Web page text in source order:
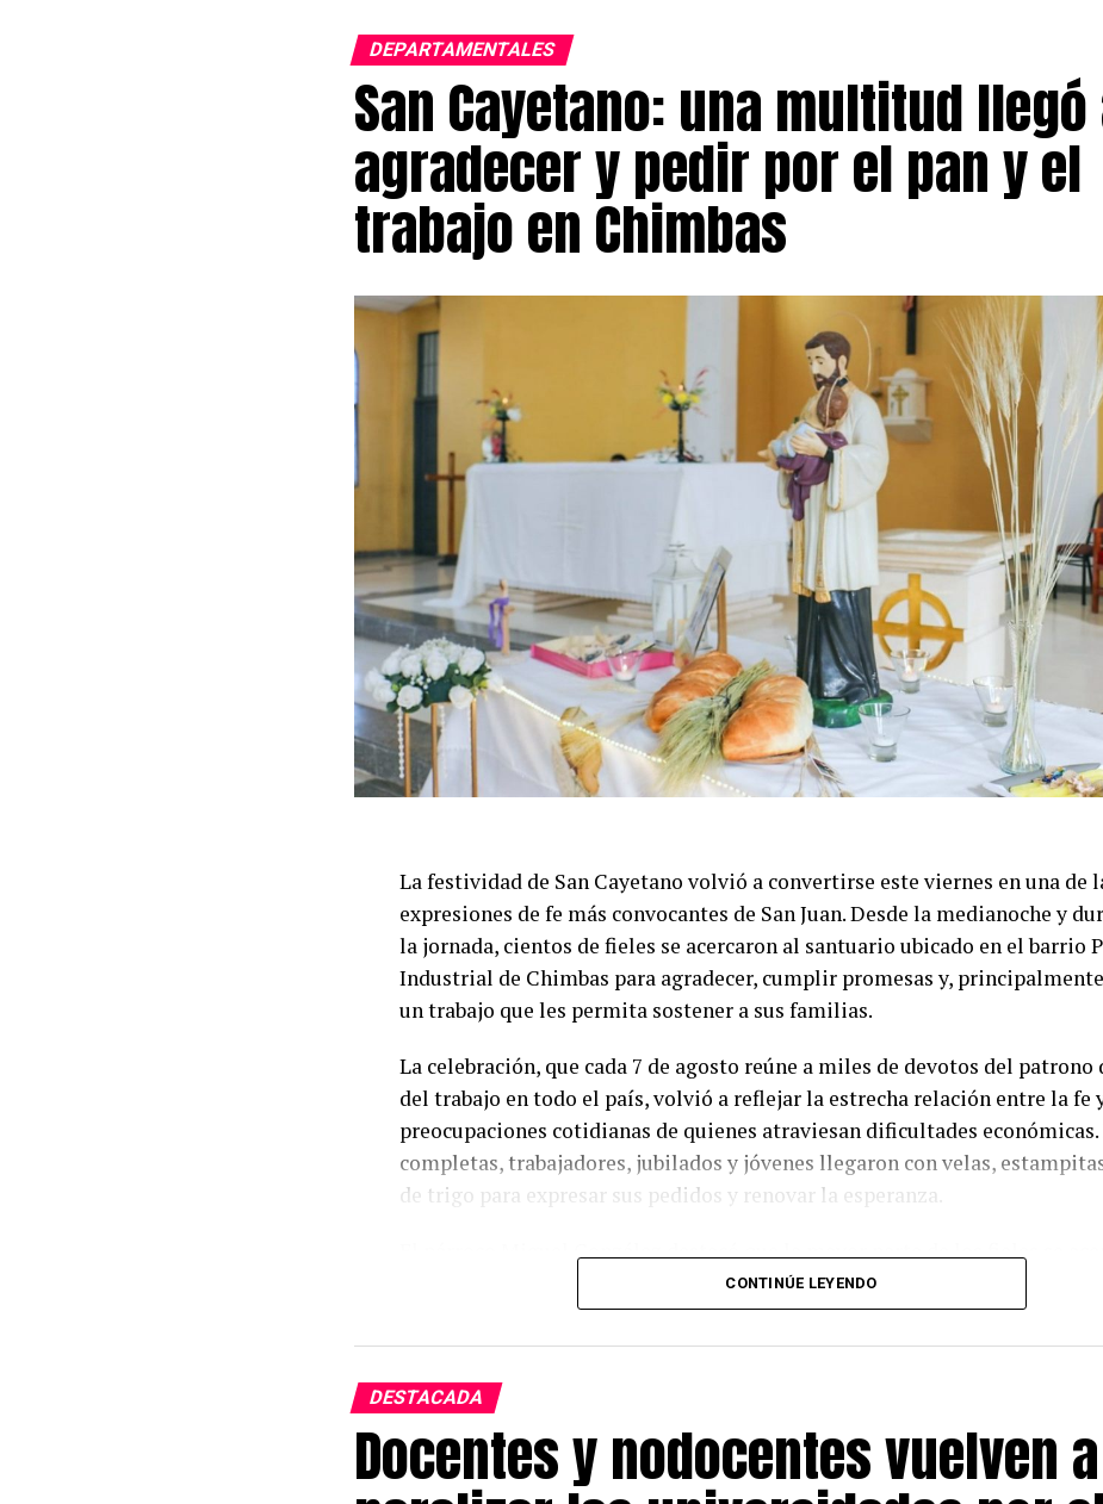
DEPARTAMENTALES
San Cayetano: una multitud llegó
agradecer y pedir por el pan y el
trabajo en Chimbas
La festividad de San Cayetano volvió a convertirse este viernes en una de
expresiones de fe más convocantes de San Juan. Desde la medianoche y
la jornada, cientos de fieles se acercaron al santuario ubicado en el barrio
Industrial de Chimbas para agradecer, cumplir promesas y,
un trabajo que les permita sostener a sus familias.
La celebración, que cada 7 de agosto reúne a miles de devotos del patrono
del trabajo en todo el país, volvió a reflejar la estrecha relación entre la fe
preocupaciones cotidianas de quienes atraviesan dificultades
completas, trabajadores, jubilados y jóvenes llegaron con velas,
de trigo para expresar sus pedidos y renovar la esperanza.
El párroco Miguel González destacó que la mayor parte de los fieles se
intención de pedir empleo, aunque también fueron numerosos quienes
agradecer por conservar su fuente laboral. «El trabajo dignifica a la
el sacerdote, al remarcar que poder llevar el pan a la mesa representa una
mayores bendiciones para cualquier familia.
CONTINÚE LEYENDO
DESTACADA
Docentes y nodocentes vuelven a